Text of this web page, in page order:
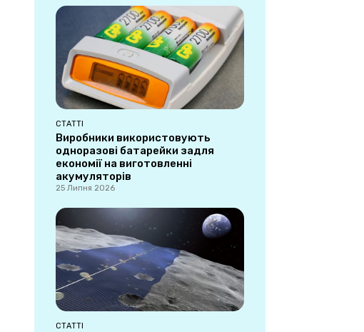
СТАТТІ
Виробники використовують
одноразові батарейки задля
економії на виготовленні
акумуляторів
25 Липня 2026
СТАТТІ